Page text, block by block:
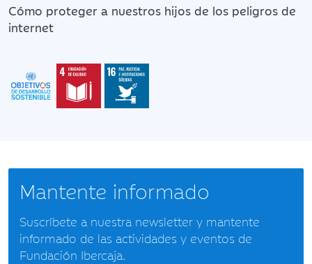
Cómo proteger a nuestros hijos de los peligros de
internet
Mantente informado
Suscríbete a nuestra newsletter y mantente
informado de las actividades y eventos de
Fundación Ibercaja.